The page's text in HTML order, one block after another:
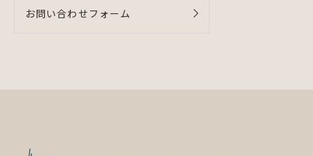
お問い合わせフォーム